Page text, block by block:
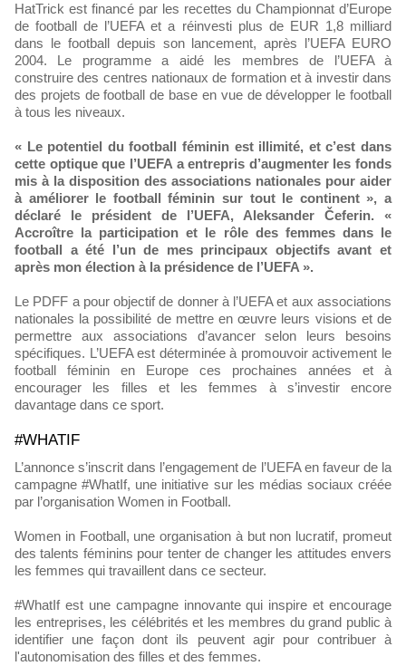
HatTrick est financé par les recettes du Championnat d’Europe
de football de l’UEFA et a réinvesti plus de EUR 1,8 milliard
dans le football depuis son lancement, après l’UEFA EURO
2004. Le programme a aidé les membres de l’UEFA à
construire des centres nationaux de formation et à investir dans
des projets de football de base en vue de développer le football
à tous les niveaux.
« Le potentiel du football féminin est illimité, et c’est dans
cette optique que l’UEFA a entrepris d’augmenter les fonds
mis à la disposition des associations nationales pour aider
à améliorer le football féminin sur tout le continent », a
déclaré le président de l’UEFA, Aleksander Čeferin. «
Accroître la participation et le rôle des femmes dans le
football a été l’un de mes principaux objectifs avant et
après mon élection à la présidence de l’UEFA ».
Le PDFF a pour objectif de donner à l’UEFA et aux associations
nationales la possibilité de mettre en œuvre leurs visions et de
permettre aux associations d’avancer selon leurs besoins
spécifiques. L’UEFA est déterminée à promouvoir activement le
football féminin en Europe ces prochaines années et à
encourager les filles et les femmes à s’investir encore
davantage dans ce sport.
#WHATIF
L’annonce s’inscrit dans l’engagement de l’UEFA en faveur de la
campagne #WhatIf, une initiative sur les médias sociaux créée
par l’organisation Women in Football.
Women in Football, une organisation à but non lucratif, promeut
des talents féminins pour tenter de changer les attitudes envers
les femmes qui travaillent dans ce secteur.
#WhatIf est une campagne innovante qui inspire et encourage
les entreprises, les célébrités et les membres du grand public à
identifier une façon dont ils peuvent agir pour contribuer à
l'autonomisation des filles et des femmes.